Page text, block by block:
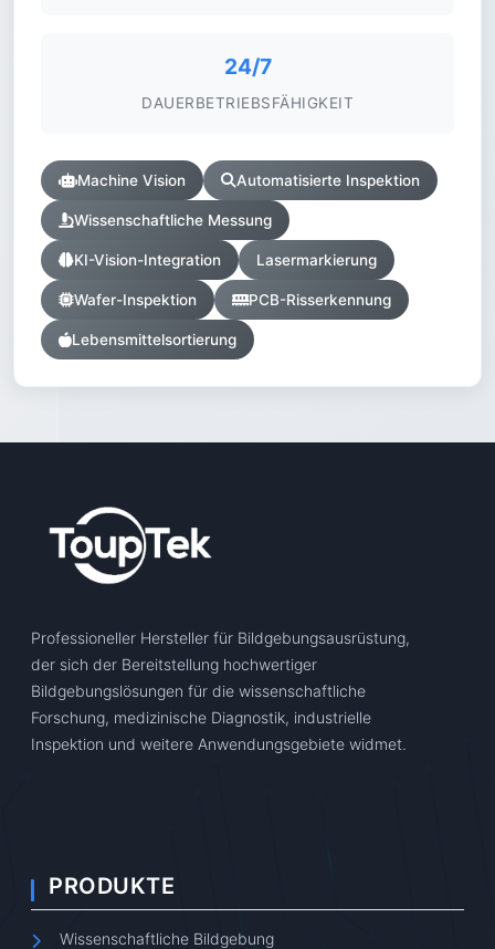
24/7
DAUERBETRIEBSFÄHIGKEIT
Machine Vision Automatisierte Inspektion
Wissenschaftliche Messung
KI-Vision-Integration Lasermarkierung
Wafer-Inspektion PCB-Risserkennung
Lebensmittelsortierung
Professioneller Hersteller für Bildgebungsausrüstung,
der sich der Bereitstellung hochwertiger
Bildgebungslösungen für die wissenschaftliche
Forschung, medizinische Diagnostik, industrielle
Inspektion und weitere Anwendungsgebiete widmet.
PRODUKTE
Wissenschaftliche Bildgebung